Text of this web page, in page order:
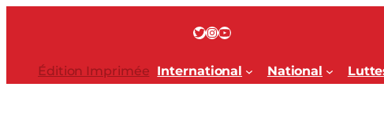
Twitter InstagramYouTube
Édition Imprimée International National